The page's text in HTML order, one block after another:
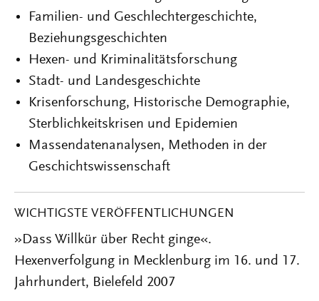
Familien- und Geschlechtergeschichte,
Beziehungsgeschichten
Hexen- und Kriminalitätsforschung
Stadt- und Landesgeschichte
Krisenforschung, Historische Demographie,
Sterblichkeitskrisen und Epidemien
Massendatenanalysen, Methoden in der
Geschichtswissenschaft
WICHTIGSTE VERÖFFENTLICHUNGEN
»Dass Willkür über Recht ginge«.
Hexenverfolgung in Mecklenburg im 16. und 17.
Jahrhundert, Bielefeld 2007